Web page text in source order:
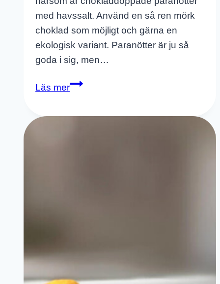
med havssalt. Använd en så ren mörk
choklad som möjligt och gärna en
ekologisk variant. Paranötter är ju så
goda i sig, men…
Läs merChokladdoppade